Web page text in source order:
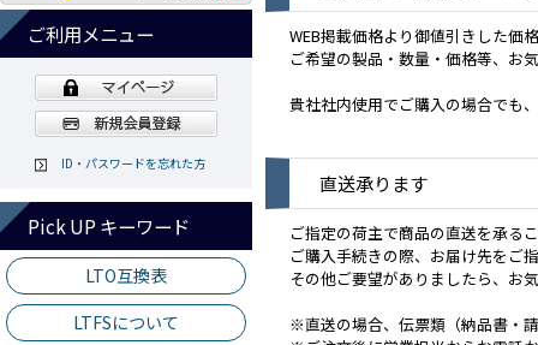
ご利用メニュー
ID・パスワードを忘れた方
Pick UP キーワード
LTO互換表
LTFSについて
WEB掲載価格より御値引きした価
ご希望の製品・数量・価格等、お
貴社社内使用でご購入の場合でも
直送承ります
ご指定の荷主で商品の直送を承る
ご購入手続きの際、お届け先をご
その他ご要望がありましたら、お
※直送の場合、伝票類（納品書・